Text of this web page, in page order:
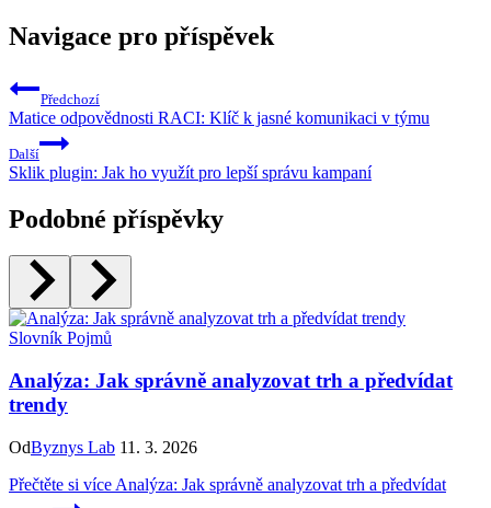
Navigace pro příspěvek
Předchozí
Matice odpovědnosti RACI: Klíč k jasné komunikaci v týmu
Další
Sklik plugin: Jak ho využít pro lepší správu kampaní
Podobné příspěvky
Slovník Pojmů
Analýza: Jak správně analyzovat trh a předvídat
trendy
OdByznys Lab 11. 3. 2026
Přečtěte si více Analýza: Jak správně analyzovat trh a předvídat